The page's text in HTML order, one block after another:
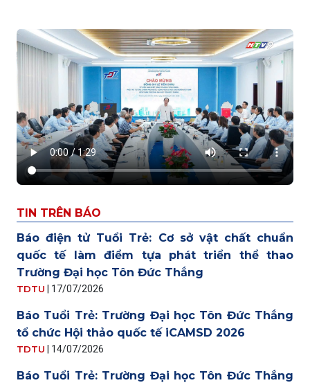
TIN TRÊN BÁO
Báo điện tử Tuổi Trẻ: Cơ sở vật chất chuẩn
quốc tế làm điểm tựa phát triển thể thao
Trường Đại học Tôn Đức Thắng
TDTU 17/07/2026
Báo Tuổi Trẻ: Trường Đại học Tôn Đức Thắng
tổ chức Hội thảo quốc tế iCAMSD 2026
TDTU 14/07/2026
Báo Tuổi Trẻ: Trường Đại học Tôn Đức Thắng